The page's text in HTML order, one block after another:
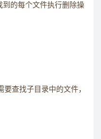
到的每个文件执行删除操
查找子目录中的文件，